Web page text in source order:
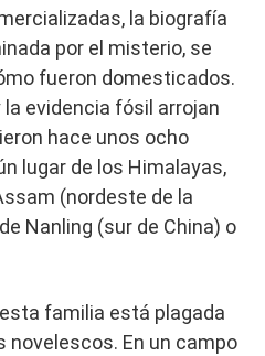
la biografía
por el misterio, se
fueron domesticados.
evidencia fósil arrojan
hace unos ocho
lugar de los Himalayas,
(nordeste de la
Nanling (sur de China) o
familia está plagada
En un campo